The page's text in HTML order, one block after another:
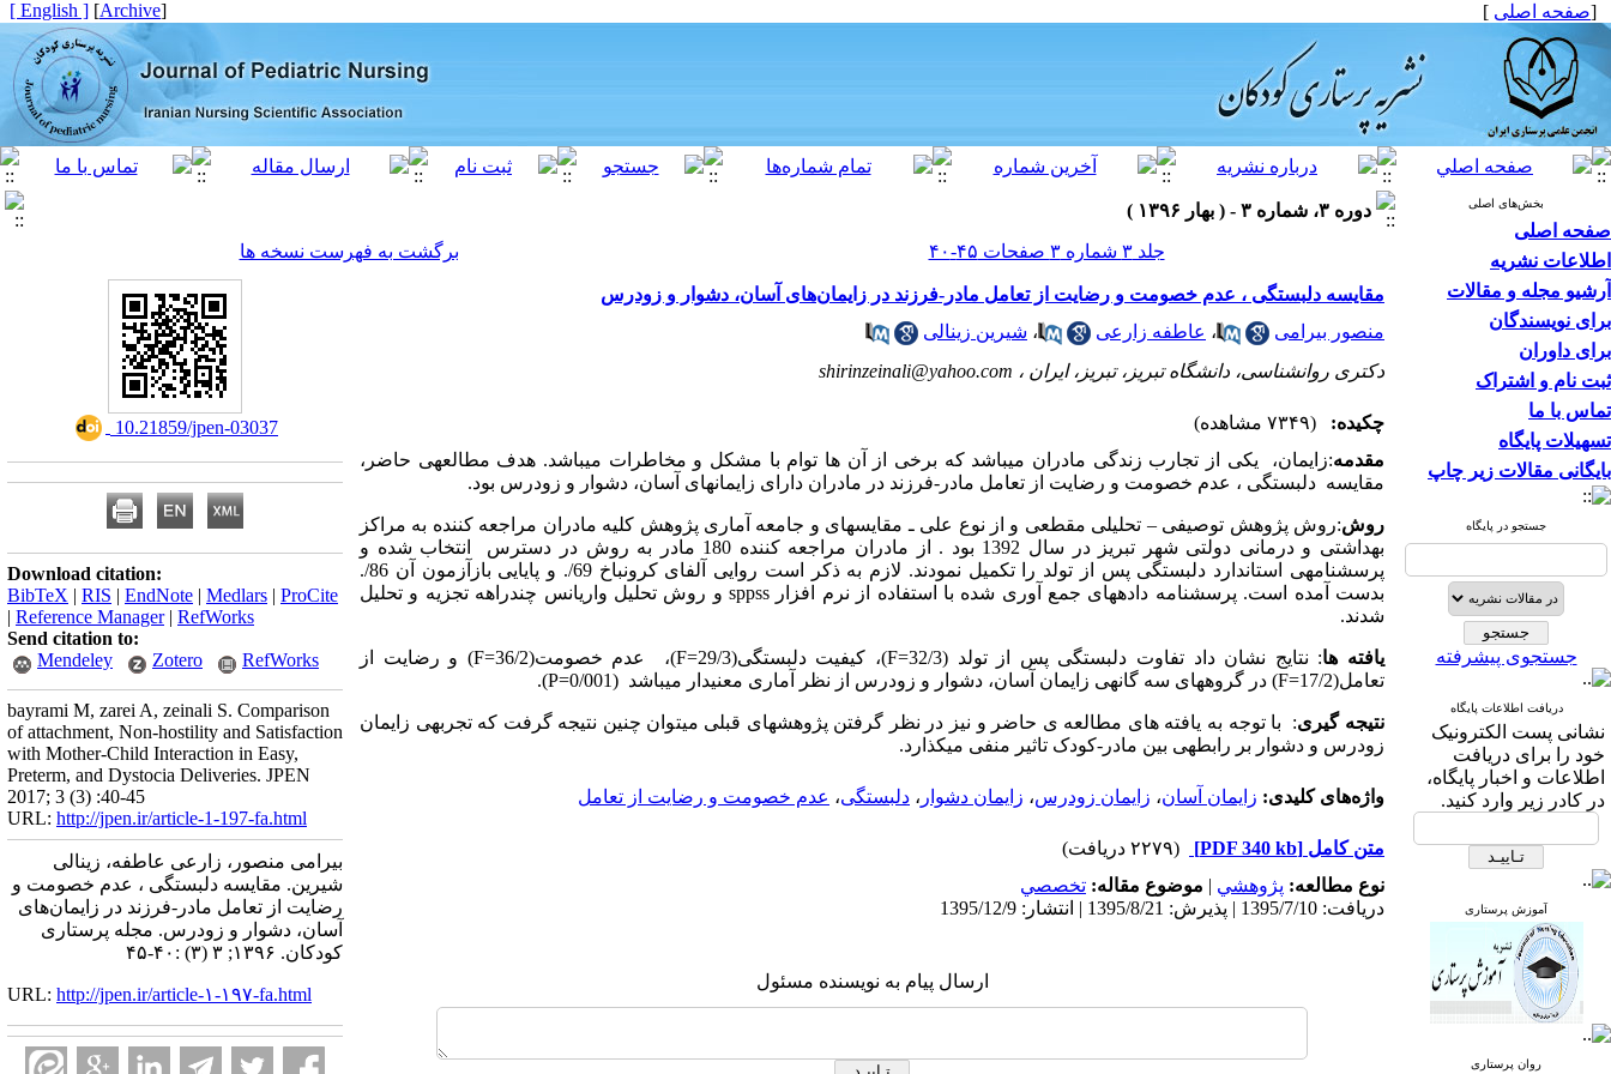
[صفحه اصلی ]
[
Archive
]
[ English ]
بخش‌های اصلی
صفحه اصلی
اطلاعات نشریه
آرشیو مجله و مقالات
برای نویسندگان
برای داوران
ثبت نام و اشتراک
تماس با ما
تسهیلات پایگاه
بایگانی مقالات زیر چاپ
جستجو در پایگاه
جستجوی پیشرفته
دریافت اطلاعات پایگاه
نشانی پست الکترونیک
خود را برای دریافت
اطلاعات و اخبار پایگاه،
در کادر زیر وارد کنید.
آموزش پرستاری
روان پرستاری
دوره ۳، شماره ۳ - ( بهار ۱۳۹۶ )
جلد ۳ شماره ۳ صفحات ۴۵-۴۰
برگشت به فهرست نسخه ها
مقایسه دلبستگی ، عدم خصومت و رضایت از تعامل مادر-فرزند در زایمان‌های آسان، دشوار و زودرس
منصور بیرامی
، عاطفه زارعی ، شیرین زینالی
دکتری روانشناسی، دانشگاه تبریز، تبریز، ایران ، shirinzeinali@yahoo.com
چکیده:
(۷۳۴۹ مشاهده)
مقدمه:زایمان، یکی از تجارب زندگی مادران می­باشد که برخی از آن ها توام با مشکل و مخاطرات می­باشد. هدف مطالعه­ی حاضر،
مقایسه دلبستگی ، عدم خصومت و رضایت از تعامل مادر-فرزند در مادران دارای زایمان­های آسان، دشوار و زودرس بود.
روش:روش پژوهش توصیفی – تحلیلی مقطعی و از نوع علی ـ مقایسه­ای و جامعه آماری پژوهش کلیه مادران مراجعه کننده به مراکز
بهداشتی و درمانی دولتی شهر تبریز در سال 1392 بود . از مادران مراجعه کننده 180 مادر به روش در دسترس انتخاب شده و
پرسشنامه­­ی استاندارد دلبستگی پس از تولد را تکمیل نمودند. لازم به ذکر است روایی آلفای کرونباخ 69/. و پایایی بازآزمون آن 86/.
بدست آمده است. پرسشنامه داده­های جمع آوری شده با استفاده از نرم افزار sppssو روش تحلیل واریانس چندراهه تجزیه و تحلیل
شدند.
یافته­ ها: نتایج نشان داد تفاوت دلبستگی پس از تولد (32/3 F=)، کیفیت دلبستگی(29/3 F=)، عدم خصومت(36/2 F=) و رضایت از
تعامل(17/2
F=) در گروههای سه گانه­ی زایمان آسان، دشوار و زودرس از نظر آماری معنی­دار می­باشد (0/001 P=
).
نتیجه گیری: با توجه به یافته های مطالعه ی حاضر و نیز در نظر گرفتن پژوهش­های قبلی می­توان چنین نتیجه گرفت که تجربه­ی زایمان
زودرس و دشوار بر رابطه­ی بین مادر-کودک تاثیر منفی می­کذارد.
واژه‌های کلیدی: زایمان آسان، زایمان زودرس، زایمان دشوار ، دلبستگی، عدم خصومت و رضایت از تعامل
متن کامل [PDF 340 kb]
(۲۲۷۹ دریافت)
نوع مطالعه: پژوهشي | موضوع مقاله: تخصصي
دریافت: 1395/7/10 | پذیرش: 1395/8/21 | انتشار: 1395/12/9
ارسال پیام به نویسنده مسئول
‎ 10.21859/jpen-03037
Download citation:
BibTeX | RIS | EndNote | Medlars | ProCite
| Reference Manager| RefWorks
Send citation to:
Mendeley
Zotero RefWorks
bayrami M, zarei A, zeinali S. Comparison
of attachment, Non-hostility and Satisfaction
with Mother-Child Interaction in Easy,
Preterm, and Dystocia Deliveries. JPEN
2017; 3 (3) :40-45
URL: http://jpen.ir/article-1-197-fa.html
بیرامی منصور، زارعی عاطفه، زینالی
شیرین. مقایسه دلبستگی ، عدم خصومت و
رضایت از تعامل مادر-فرزند در زایمان‌های
آسان، دشوار و زودرس. مجله پرستاری
کودکان. ۱۳۹۶; ۳ (۳) :۴۰-۴۵
URL: http://jpen.ir/article-۱-۱۹۷-fa.html